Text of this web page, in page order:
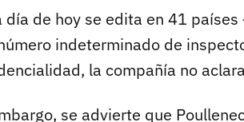
día de hoy se edita en 41
indeterminado de
la compañía no
se advierte que